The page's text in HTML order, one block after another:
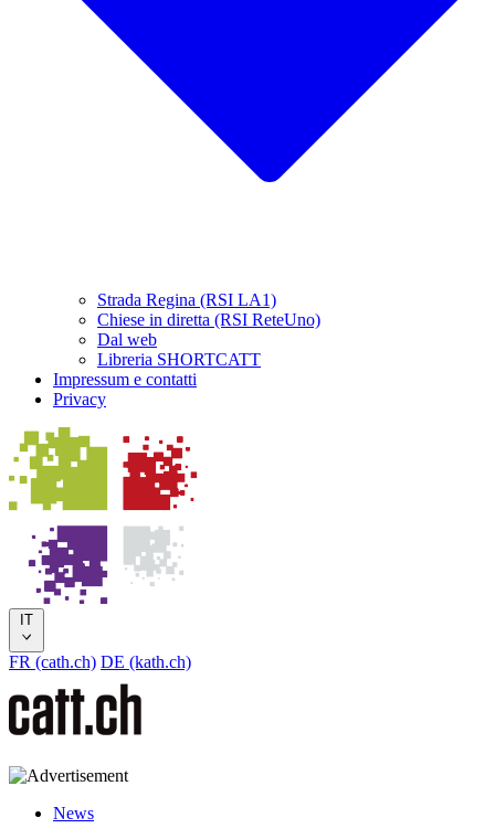
Strada Regina (RSI LA1)
Chiese in diretta (RSI ReteUno)
Dal web
Libreria SHORTCATT
Impressum e contatti
Privacy
IT
FR (cath.ch) DE (kath.ch)
News